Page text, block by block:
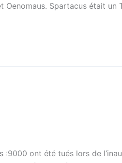
Spartacus était un
:9000 ont été tués lors de